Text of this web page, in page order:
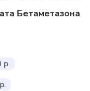
Бетаметазона
р.